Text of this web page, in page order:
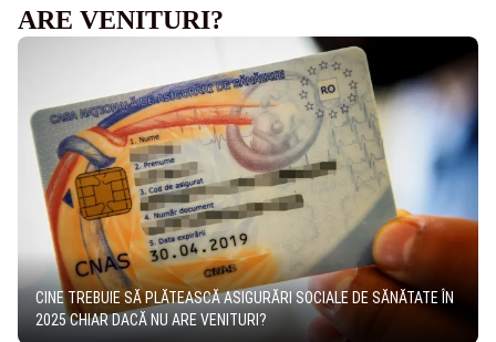
ARE VENITURI?
CINE TREBUIE SĂ PLĂTEASCĂ ASIGURĂRI SOCIALE DE SĂNĂTATE ÎN
2025 CHIAR DACĂ NU ARE VENITURI?